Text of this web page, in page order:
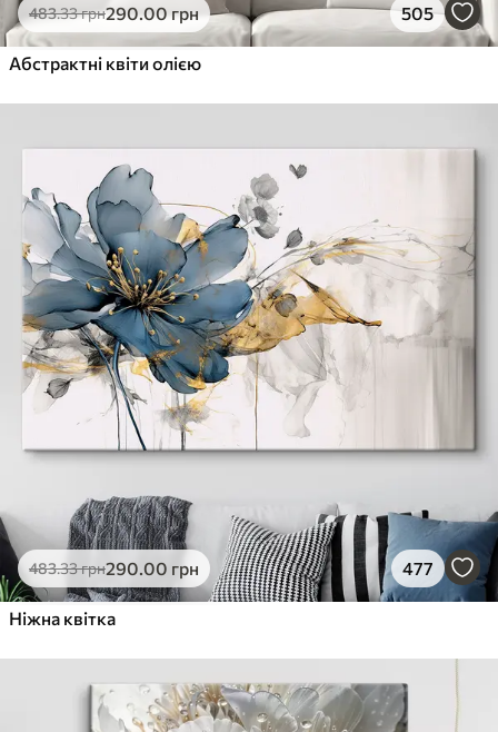
483.33грн290.00грн 505
Абстрактні квіти олією
483.33грн290.00 грн 477
Ніжна квітка